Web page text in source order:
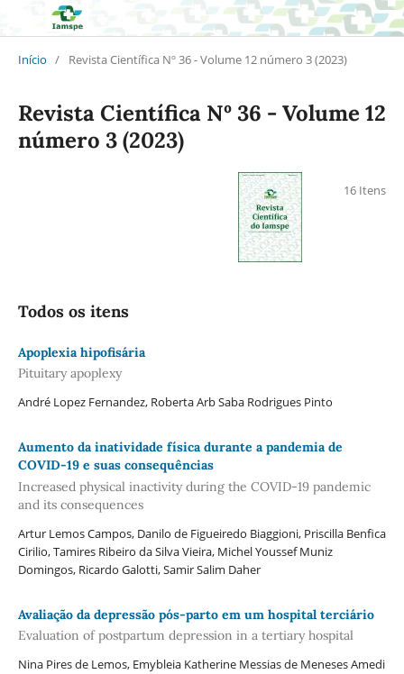
Início / Revista Científica Nº 36 - Volume 12 número 3 (2023)
Revista Científica Nº 36 - Volume 12
número 3 (2023)
16 Itens
Todos os itens
Apoplexia hipofisária
Pituitary apoplexy
André Lopez Fernandez, Roberta Arb Saba Rodrigues Pinto
Aumento da inatividade física durante a pandemia de
COVID-19 e suas consequências
Increased physical inactivity during the COVID-19 pandemic
and its consequences
Artur Lemos Campos, Danilo de Figueiredo Biaggioni, Priscilla Benfica
Cirilio, Tamires Ribeiro da Silva Vieira, Michel Youssef Muniz
Domingos, Ricardo Galotti, Samir Salim Daher
Avaliação da depressão pós-parto em um hospital terciário
Evaluation of postpartum depression in a tertiary hospital
Nina Pires de Lemos, Emybleia Katherine Messias de Meneses Amedi